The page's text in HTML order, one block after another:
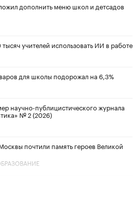
дополнить меню школ и детсадов
учителей использовать ИИ в работе
для школы подорожал на 6,3%
научно-публицистического журнала
№ 2 (2026)
почтили память героев Великой